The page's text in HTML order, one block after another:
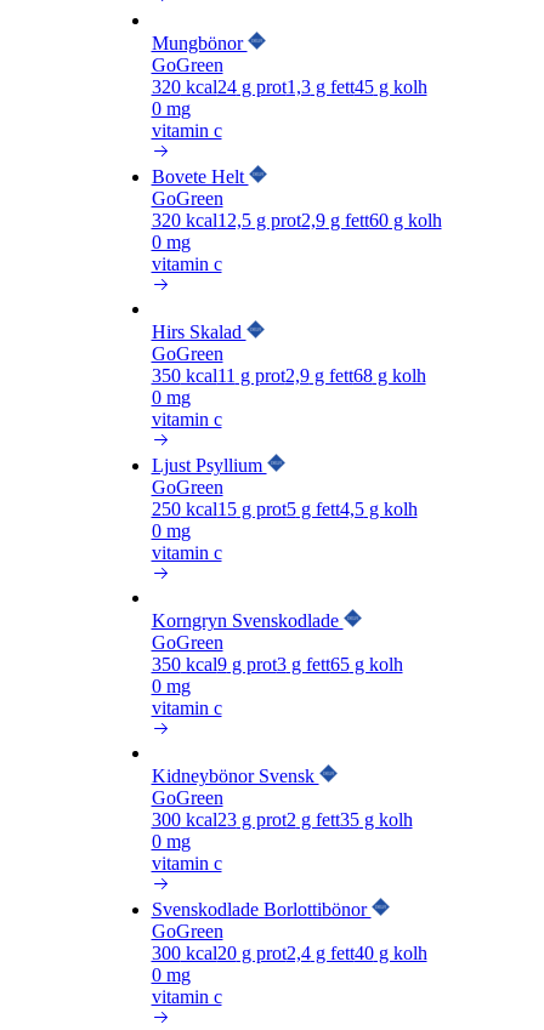
Mungbönor
GoGreen
320kcal24g prot1,3g fett45g kolh
0 mg
vitamin c
Bovete Helt
GoGreen
320kcal12,5g prot2,9g fett60g kolh
0 mg
vitamin c
Hirs Skalad
GoGreen
350kcal11 g prot2,9g fett68g kolh
0 mg
vitamin c
Ljust Psyllium
GoGreen
250kcal15g prot5g fett4,5g kolh
0 mg
vitamin c
Korngryn Svenskodlade
GoGreen
350kcal9g prot3g fett65g kolh
0 mg
vitamin c
Kidneybönor Svensk
GoGreen
300kcal23g prot2 g fett35g kolh
0 mg
vitamin c
Svenskodlade Borlottibönor
GoGreen
300kcal20g prot2,4g fett40g kolh
0 mg
vitamin c